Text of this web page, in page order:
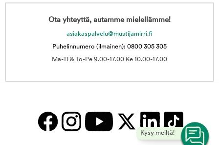
Kysy meiltä!
Ota yhteyttä, autamme mielellämme!
asiakaspalvelu@mustijamirri.fi
Puhelinnumero (ilmainen): 0800 305 305
Ma-Ti & To-Pe 9.00-17.00 Ke 10.00-17.00